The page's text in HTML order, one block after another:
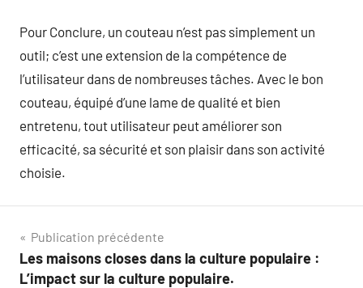
Pour Conclure, un couteau n’est pas simplement un
outil; c’est une extension de la compétence de
l’utilisateur dans de nombreuses tâches. Avec le bon
couteau, équipé d’une lame de qualité et bien
entretenu, tout utilisateur peut améliorer son
efficacité, sa sécurité et son plaisir dans son activité
choisie.
Navigation
de
Publication précédente
Les maisons closes dans la culture populaire :
L’impact sur la culture populaire.